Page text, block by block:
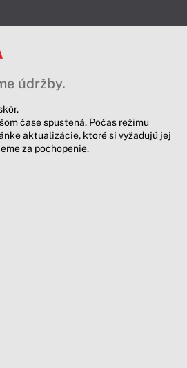
údržby.
čase spustená. Počas režimu
aktualizácie, ktoré si vyžadujú jej
za pochopenie.